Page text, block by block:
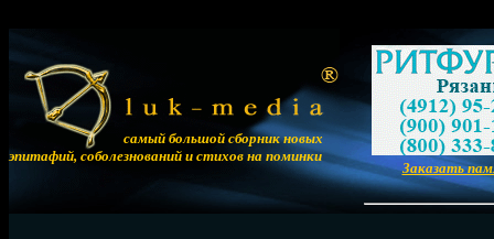
самый большой сборник новых
эпитафий, соболезнований и стихов на поминки
Заказать